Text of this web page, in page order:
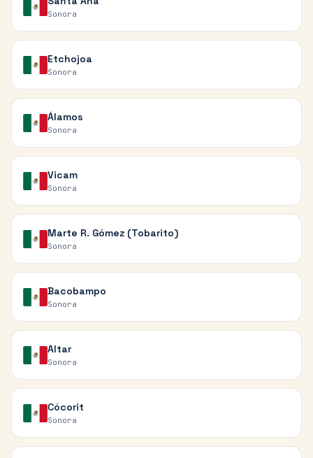
Sonora
Etchojoa
Sonora
Álamos
Sonora
Vicam
Sonora
Marte R. Gómez (Tobarito)
Sonora
Bacobampo
Sonora
Altar
Sonora
Cócorit
Sonora